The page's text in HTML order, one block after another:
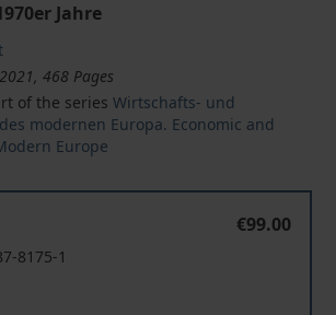
Jahre
468 Pages
of the series Wirtschafts- und
modernen Europa. Economic and
Europe
€99.00
8175-1